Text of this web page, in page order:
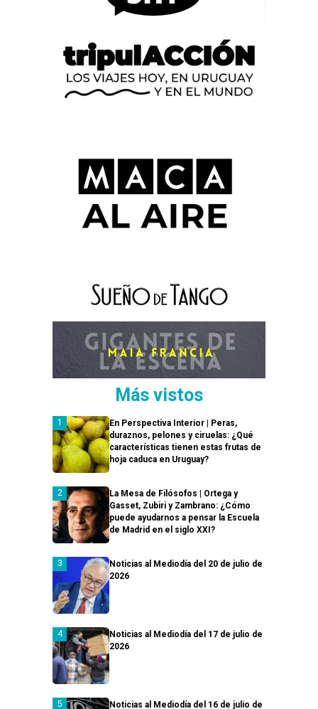
Más vistos
En Perspectiva Interior | Peras,
duraznos, pelones y ciruelas: ¿Qué
características tienen estas frutas de
hoja caduca en Uruguay?
La Mesa de Filósofos | Ortega y
Gasset, Zubiri y Zambrano: ¿Cómo
puede ayudarnos a pensar la Escuela
de Madrid en el siglo XXI?
Noticias al Mediodía del 20 de julio de
2026
Noticias al Mediodía del 17 de julio de
2026
Noticias al Mediodía del 16 de julio de